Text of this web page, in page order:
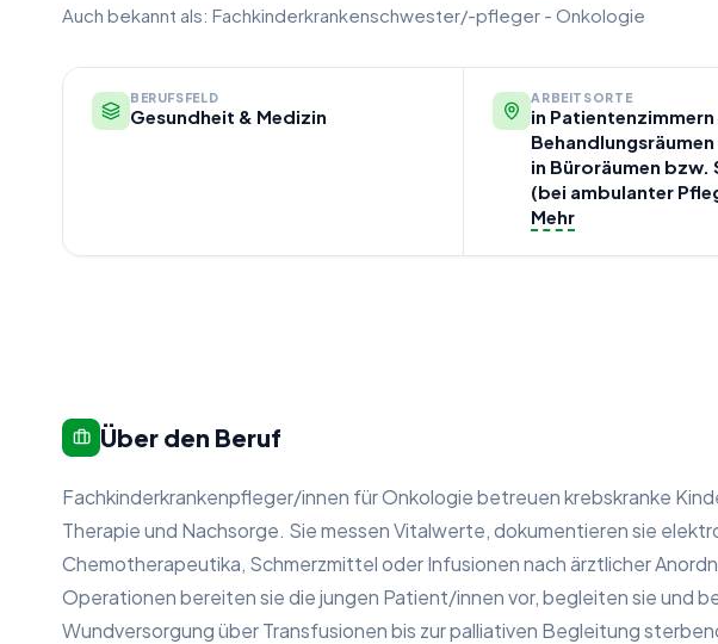
Auch bekannt als: Fachkinderkrankenschwester/-pfleger - Onkologie
BERUFSFELD
Gesundheit & Medizin
ARBEITSORTE
in
in Büroräumen bzw.
(bei ambulanter
Mehr
Über den Beruf
Fachkinderkrankenpfleger/innen für Onkologie betreuen krebskranke
Therapie und Nachsorge. Sie messen Vitalwerte, dokumentieren sie
Chemotherapeutika, Schmerzmittel oder Infusionen nach ärztlicher
Operationen bereiten sie die jungen Patient/innen vor, begleiten sie und
Wundversorgung über Transfusionen bis zur palliativen Begleitung